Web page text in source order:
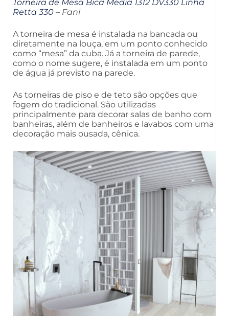
Torneira de Mesa Bica Média 1312 DV330 Linha
Retta 330 – Fani
A torneira de mesa é instalada na bancada ou
diretamente na louça, em um ponto conhecido
como “mesa” da cuba. Já a torneira de parede,
como o nome sugere, é instalada em um ponto
de água já previsto na parede.
As torneiras de piso e de teto são opções que
fogem do tradicional. São utilizadas
principalmente para decorar salas de banho com
banheiras, além de banheiros e lavabos com uma
decoração mais ousada, cênica.